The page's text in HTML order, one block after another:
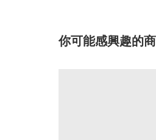
你可能感興趣的